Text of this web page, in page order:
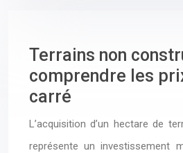
Terrains non
comprendre les
carré
L’acquisition d’un hectare de
représente un investissement